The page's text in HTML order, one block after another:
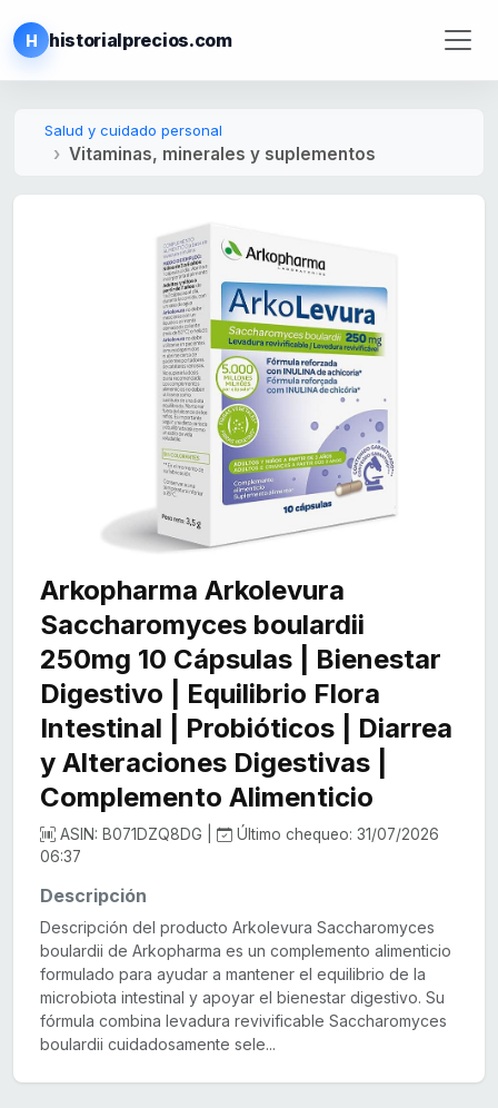
H historialprecios.com
Salud y cuidado personal
Vitaminas, minerales y suplementos
Arkopharma Arkolevura
Saccharomyces boulardii
250mg 10 Cápsulas | Bienestar
Digestivo | Equilibrio Flora
Intestinal | Probióticos | Diarrea
y Alteraciones Digestivas |
Complemento Alimenticio
ASIN: B071DZQ8DG |
Último chequeo: 31/07/2026
06:37
Descripción
Descripción del producto Arkolevura Saccharomyces
boulardii de Arkopharma es un complemento alimenticio
formulado para ayudar a mantener el equilibrio de la
microbiota intestinal y apoyar el bienestar digestivo. Su
fórmula combina levadura revivificable Saccharomyces
boulardii cuidadosamente sele...